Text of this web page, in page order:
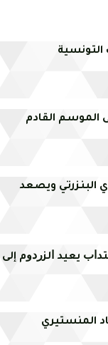
التونسية
الموسم القادم
البنزرتي ويصعد
ﻳﻌﻴﺪ ﺍﻟﺰﺭﺩﻭم إلى
المنستيري